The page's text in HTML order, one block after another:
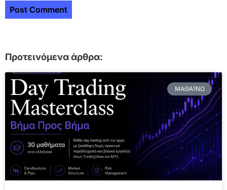
Προτεινόμενα άρθρα:
ΜΑΘΑΊΝΩ